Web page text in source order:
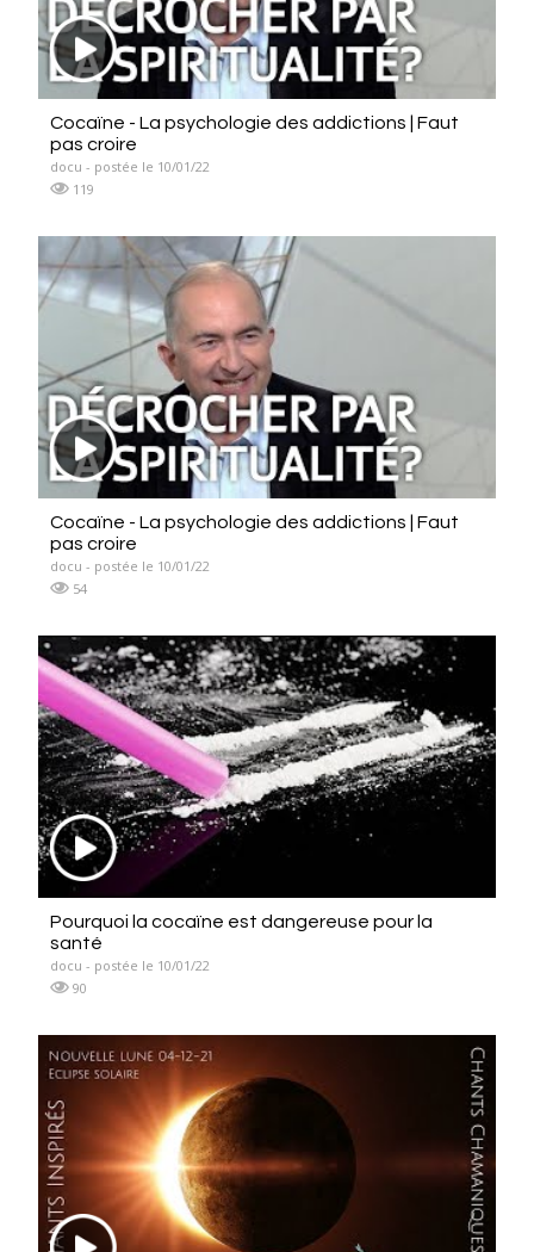
Cocaïne - La psychologie des addictions | Faut
pas croire
docu - postée le 10/01/22
119
Cocaïne - La psychologie des addictions | Faut
pas croire
docu - postée le 10/01/22
54
Pourquoi la cocaïne est dangereuse pour la
santé
docu - postée le 10/01/22
90